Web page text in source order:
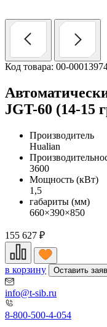
Код товара: 00-
JGT-60 (14-15
Производитель
Hualian
3600
Мощность (кВт)
1,5
габариты (мм)
660×390×850
155 627 ₽
в корзину Оставить
info@t-sib.ru
8-800-500-4-054